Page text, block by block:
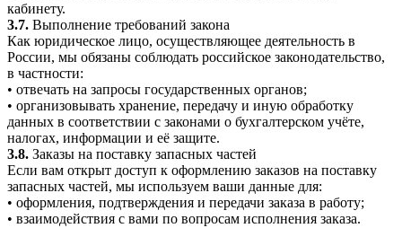
кабинету.
3.7. Выполнение требований закона
Как юридическое лицо, осуществляющее деятельность в
России, мы обязаны соблюдать российское законодательство,
в частности:
• отвечать на запросы государственных органов;
• организовывать хранение, передачу и иную обработку
данных в соответствии с законами о бухгалтерском учёте,
налогах, информации и её защите.
3.8. Заказы на поставку запасных частей
Если вам открыт доступ к оформлению заказов на поставку
запасных частей, мы используем ваши данные для:
• оформления, подтверждения и передачи заказа в работу;
• взаимодействия с вами по вопросам исполнения заказа.